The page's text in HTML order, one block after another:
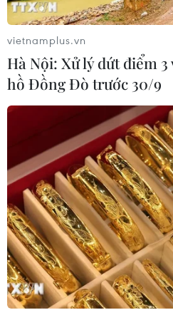
vietnamplus.vn
Hà Nội: Xử lý dứt điểm
hồ Đồng Đò trước 30/9